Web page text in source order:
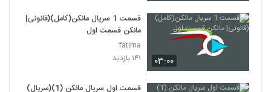
۰۳:۰۰
قسمت 1 سریال مانکن(کامل)(قانونی|
مانکن قسمت اول
fatima
۱۴۱ بازدید
قسمت اول سریال مانکن (1)(سریال)